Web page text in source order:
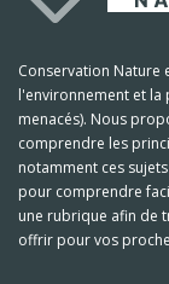
Conservation Nature
l'environnement et
menacés). Nous
comprendre les
notamment ces
pour comprendre
une rubrique afin de
offrir pour vos